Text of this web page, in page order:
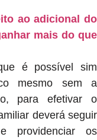
ao adicional do
mais do que
é possível sim
mesmo sem a
para efetivar o
deverá seguir
providenciar os